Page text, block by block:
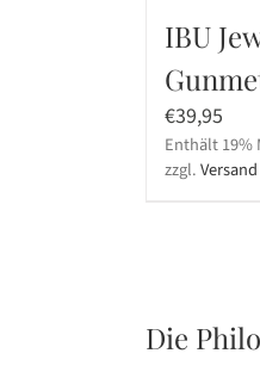
IBU
€39,95
Enthält 19%
zzgl.Versand
Die